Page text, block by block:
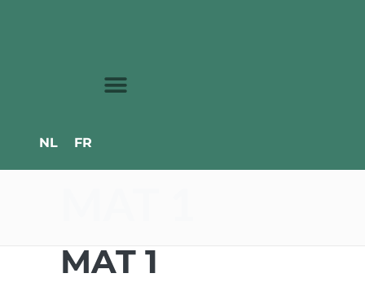
NL FR
MAT 1